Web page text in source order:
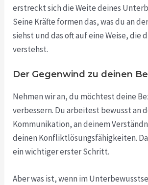
erstreckt sich die Weite deines
Seine Kräfte formen das, was du an
siehst und das oft auf eine Weise, die
verstehst.
Der Gegenwind zu deinen
Nehmen wir an, du möchtest deine
verbessern. Du arbeitest bewusst an
Kommunikation, an deinem
deinen Konfliktlösungsfähigkeiten.
ein wichtiger erster Schritt.
Aber was ist, wenn im